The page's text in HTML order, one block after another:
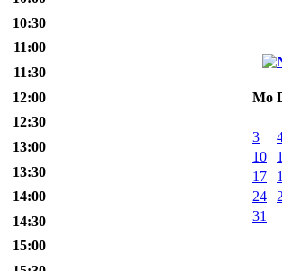
10:30
11:00
11:30
12:00
12:30
13:00
13:30
14:00
14:30
15:00
Mo
3
10
17
24
31